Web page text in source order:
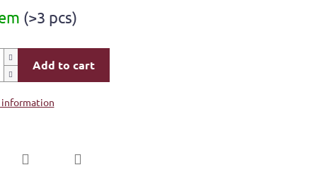
(>3 pcs)
Add to cart